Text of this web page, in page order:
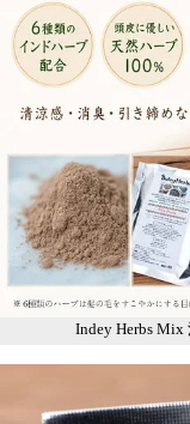
Indey Herbs Mix